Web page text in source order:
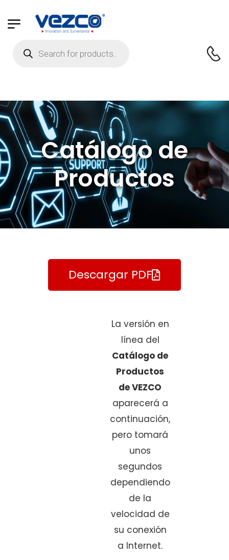
Catálogo de
Productos
Descargar PDF
La versión en
línea del
Catálogo de
Productos
de VEZCO
aparecerá a
continuación,
pero tomará
unos
segundos
dependiendo
de la
velocidad de
su conexión
a Internet.